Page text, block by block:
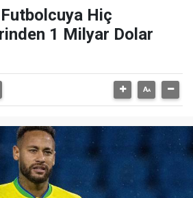
Hiç
1 Milyar Dolar